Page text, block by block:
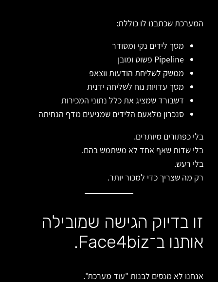
המערכת שכתבנו לו כוללת:
מסך לידים נקי ומסודר
Pipeline פשוט ומובן
ממשק לשליחת הודעות ווצאפ
מסך עדויות נוח לשליחה ידנית
דשבורד שמציג את כלל נתוני המכירות
סנכרון מלאעם הלידים שמגיעים מדף הנחיתה
בלי כפתורים מיותרים.
בלי שדות שאף אחד לא משתמש בהם.
בלי רעש.
רק מה שצריך כדי למכור יותר.
זו בדיוק הגישה שמובילה
אותנו ב־Face4biz.
אנחנו לא מנסים לבנות "עוד מערכת".